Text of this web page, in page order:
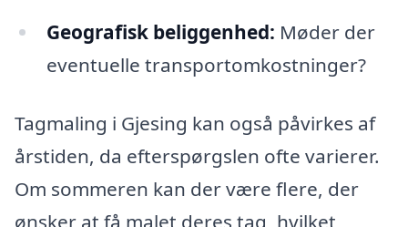
Geografisk beliggenhed: Møder der
eventuelle transportomkostninger?
Tagmaling i Gjesing kan også påvirkes af
årstiden, da efterspørgslen ofte varierer.
Om sommeren kan der være flere, der
ønsker at få malet deres tag, hvilket